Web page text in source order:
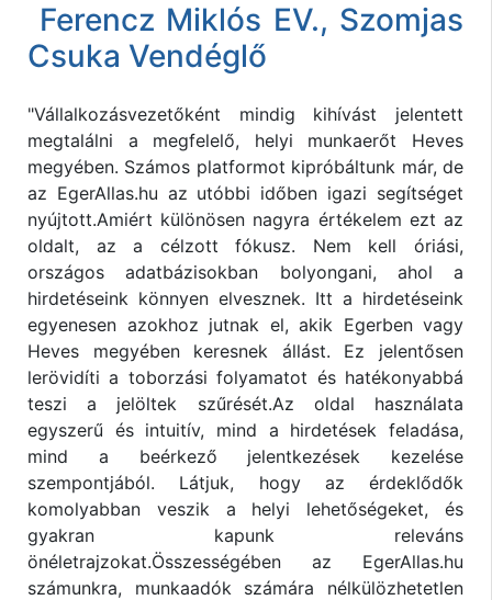
Ferencz Miklós EV., Szomjas
Csuka Vendéglő
"Vállalkozásvezetőként mindig kihívást jelentett
megtalálni a megfelelő, helyi munkaerőt Heves
megyében. Számos platformot kipróbáltunk már, de
az EgerAllas.hu az utóbbi időben igazi segítséget
nyújtott.Amiért különösen nagyra értékelem ezt az
oldalt, az a célzott fókusz. Nem kell óriási,
országos adatbázisokban bolyongani, ahol a
hirdetéseink könnyen elvesznek. Itt a hirdetéseink
egyenesen azokhoz jutnak el, akik Egerben vagy
Heves megyében keresnek állást. Ez jelentősen
lerövidíti a toborzási folyamatot és hatékonyabbá
teszi a jelöltek szűrését.Az oldal használata
egyszerű és intuitív, mind a hirdetések feladása,
mind a beérkező jelentkezések kezelése
szempontjából. Látjuk, hogy az érdeklődők
komolyabban veszik a helyi lehetőségeket, és
gyakran kapunk releváns
önéletrajzokat.Összességében az EgerAllas.hu
számunkra, munkaadók számára nélkülözhetetlen